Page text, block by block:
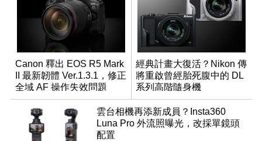
Canon 釋出 EOS R5 Mark
II 最新韌體 Ver.1.3.1，修正
全域 AF 操作失效問題
經典計畫大復活？Nikon 傳
將重啟曾經胎死腹中的 DL
系列高階隨身機
雲台相機再添新成員？Insta360
Luna Pro 外流照曝光，改採單鏡頭
配置